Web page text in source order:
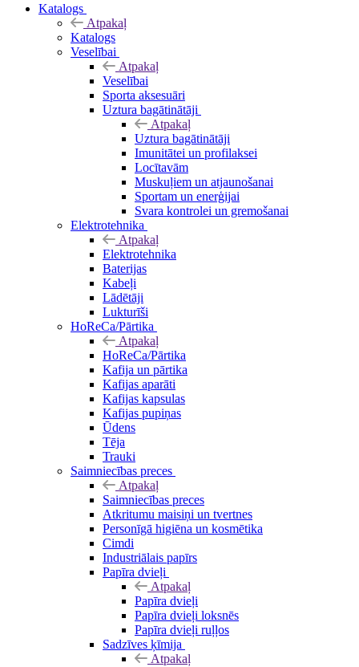
Katalogs
Atpakaļ
Katalogs
Veselībai
Atpakaļ
Veselībai
Sporta aksesuāri
Uztura bagātinātāji
Atpakaļ
Uztura bagātinātāji
Imunitātei un profilaksei
Locītavām
Muskuļiem un atjaunošanai
Sportam un enerģijai
Svara kontrolei un gremošanai
Elektrotehnika
Atpakaļ
Elektrotehnika
Baterijas
Kabeļi
Lādētāji
Lukturīši
HoReCa/Pārtika
Atpakaļ
HoReCa/Pārtika
Kafija un pārtika
Kafijas aparāti
Kafijas kapsulas
Kafijas pupiņas
Ūdens
Tēja
Trauki
Saimniecības preces
Atpakaļ
Saimniecības preces
Atkritumu maisiņi un tvertnes
Personīgā higiēna un kosmētika
Cimdi
Industriālais papīrs
Papīra dvieļi
Atpakaļ
Papīra dvieļi
Papīra dvieļi loksnēs
Papīra dvieļi ruļļos
Sadzīves ķīmija
Atpakaļ